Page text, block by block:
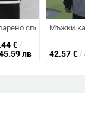
чиста кройка,джоб
дълги ръкави,
и стояща яка,
спортно яке с
€ /
лв
Мъжки
42.57€ /